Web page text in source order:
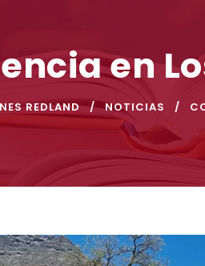
en
REDLAND NOTICIAS